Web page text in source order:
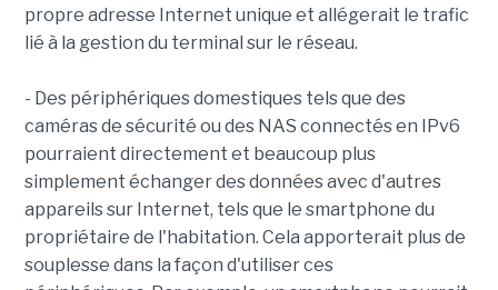
propre adresse Internet unique et allégerait le trafic
lié à la gestion du terminal sur le réseau.
- Des périphériques domestiques tels que des
caméras de sécurité ou des NAS connectés en IPv6
pourraient directement et beaucoup plus
simplement échanger des données avec d'autres
appareils sur Internet, tels que le smartphone du
propriétaire de l'habitation. Cela apporterait plus de
souplesse dans la façon d'utiliser ces